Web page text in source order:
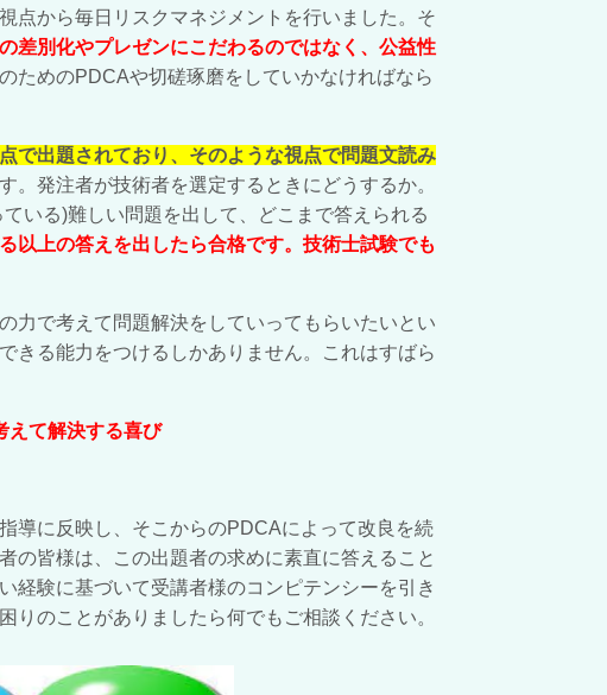
点から毎日リスクマネジメントを行いました。そ
差別化やプレゼンにこだわるのではなく、公益性
ためのPDCAや切磋琢磨をしていかなければなら
で出題されており、そのような視点で問題文読み
。発注者が技術者を選定するときにどうするか。
いる)難しい問題を出して、どこまで答えられる
以上の答えを出したら合格です。技術士試験でも
力で考えて問題解決をしていってもらいたいとい
きる能力をつけるしかありません。これはすばら
えて解決する喜び
導に反映し、そこからのPDCAによって改良を続
の皆様は、この出題者の求めに素直に答えること
経験に基づいて受講者様のコンピテンシーを引き
りのことがありましたら何でもご相談ください。